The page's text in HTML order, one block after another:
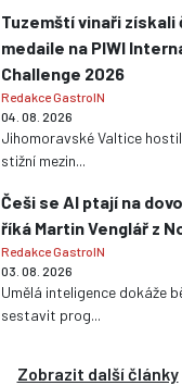
Tuzemští vinaři
medaile na PIWI
Challenge 2026
Redakce GastroIN
04. 08. 2026
Jihomoravské Valtice
stižní mezin...
Češi se AI ptají na
říká Martin Venglář z
Redakce GastroIN
03. 08. 2026
Umělá inteligence dokáže
sestavit prog...
Zobrazit další články